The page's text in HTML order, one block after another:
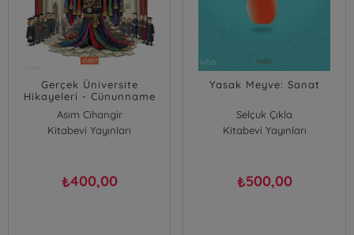
Gerçek Üniversite
Hikayeleri - Cünunname
Asım Cihangir
Kitabevi Yayınları
₺400,00
Yasak Meyve: Sanat
Selçuk Çıkla
Kitabevi Yayınları
₺500,00